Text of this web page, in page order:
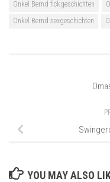
Onkel Bernd fickgeschichten
Onkel Bernd sexgeschichten
YOU MAY ALSO